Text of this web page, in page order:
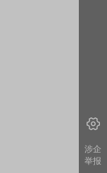
涉企
举报